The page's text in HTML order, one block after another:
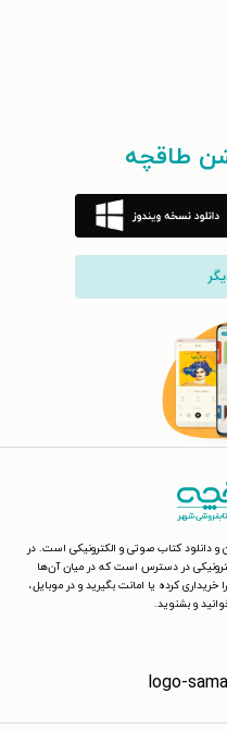
طاقچه
و دانلود کتاب صوتی و الکترونیکی است. در
در دسترس است که در میان آن‌ها
کرده یا امانت بگیرید و در موبایل،
و بشنوید.